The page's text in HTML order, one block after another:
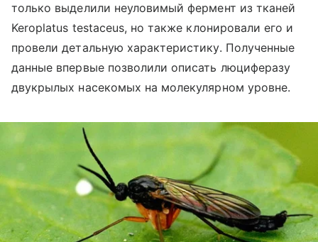
только выделили неуловимый фермент из тканей
Keroplatus testaceus, но также клонировали его и
провели детальную характеристику. Полученные
данные впервые позволили описать люциферазу
двукрылых насекомых на молекулярном уровне.